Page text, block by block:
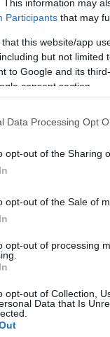
This information may
Participants that may
that this website/app
but not limited
to Google and its
consent section.
Data Processing Opt
opt-out of the Sharing
opt-out of the Sale of
opt-out of processing
opt-out of Collection,
Data that Is
alatt ingyen
szerte)
célja,
hozatalát
láncot lefedő
előtt, az